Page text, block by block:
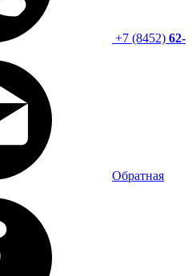
+7 (8452) 62-
Обратная